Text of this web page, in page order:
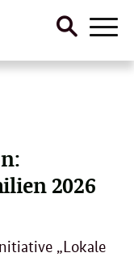
Suche
2026
„Lokale